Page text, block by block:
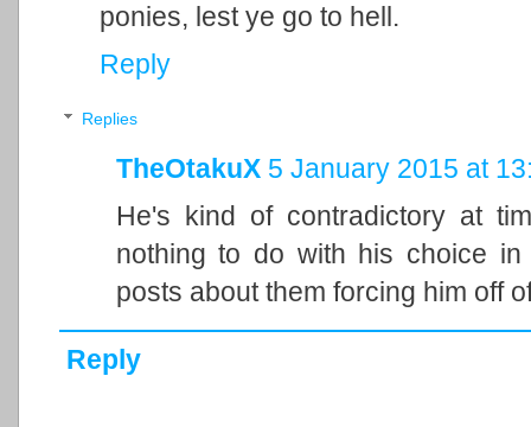
ponies, lest ye go to hell.
Reply
Replies
TheOtakuX 5 January 2015 at
He's kind of contradictory at
nothing to do with his choice
posts about them forcing him off
Reply